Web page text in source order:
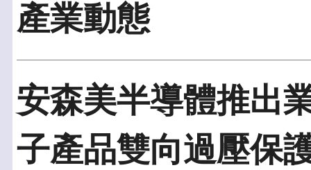
產業動態
安森美半導體推出
子產品雙向過壓保